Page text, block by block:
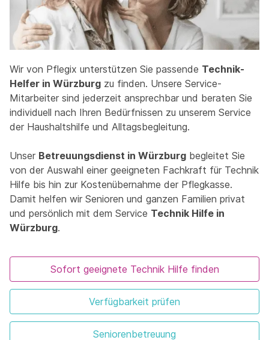
Wir von Pflegix unterstützen Sie passende Technik-
Helfer in Würzburg zu finden. Unsere Service-
Mitarbeiter sind jederzeit ansprechbar und beraten Sie
individuell nach Ihren Bedürfnissen zu unserem Service
der Haushaltshilfe und Alltagsbegleitung.
Unser Betreuungsdienst in Würzburg begleitet Sie
von der Auswahl einer geeigneten Fachkraft für Technik
Hilfe bis hin zur Kostenübernahme der Pflegkasse.
Damit helfen wir Senioren und ganzen Familien privat
und persönlich mit dem Service Technik Hilfe in
Würzburg.
Sofort geeignete Technik Hilfe finden
Verfügbarkeit prüfen
Seniorenbetreuung